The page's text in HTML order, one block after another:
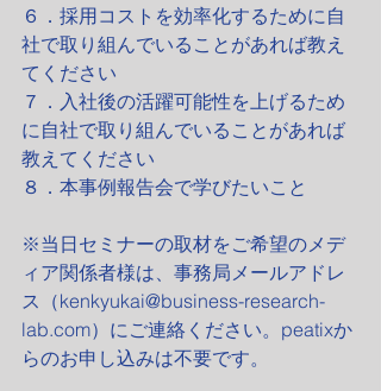
６．採用コストを効率化するために自
社で取り組んでいることがあれば教え
てください
７．入社後の活躍可能性を上げるため
に自社で取り組んでいることがあれば
教えてください
８．本事例報告会で学びたいこと
※当日セミナーの取材をご希望のメデ
ィア関係者様は、事務局メールアドレ
ス（kenkyukai@business-research-
lab.com）にご連絡ください。peatixか
らのお申し込みは不要です。